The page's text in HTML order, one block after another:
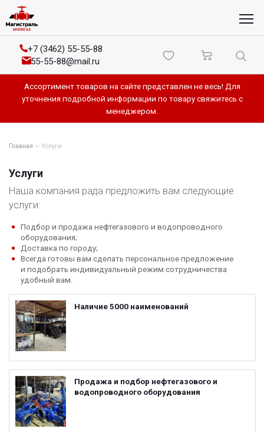
+7 (3462) 55-55-88
55-55-88@mail.ru
Ассортимент товаров на сайте представлен не весь! Для
уточнения подробной информации по товару свяжитесь с
менеджером.
Главная — Услуги
Услуги
Наша компания рада предложить вам следующие
услуги:
Подбор и продажа нефтегазового и водопроводного
оборудования;
Доставка по городу;
Всегда готовы вам сделать персональное предложение
и подобрать индивидуальный режим сотрудничества
удобный вам.
Наличие 5000 наименований
Продажа и подбор нефтегазового и
водопроводного оборудования